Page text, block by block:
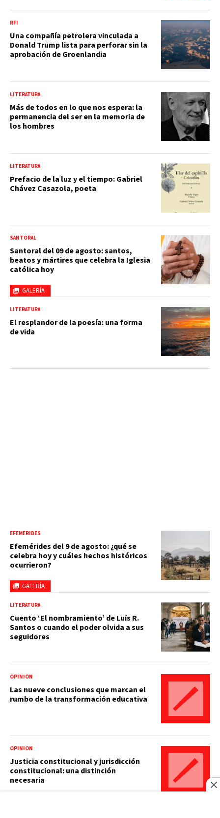
RFI
Una compañía petrolera vinculada a
Donald Trump lista para perforar sin la
aprobación de Groenlandia
LITERATURA
Más de todos en lo que nos espera: la
permanencia del ser en la memoria de
los hombres
LITERATURA
Prefacio de la luz y el tiempo: Gabriel
Chávez Casazola, poeta
GALERÍA
SANTORAL
Santoral del 09 de agosto: santos,
beatos y mártires que celebra la Iglesia
católica hoy
LITERATURA
El resplandor de la poesía: una forma
de vida
GALERÍA
EFEMÉRIDES
Efemérides del 9 de agosto: ¿qué se
celebra hoy y cuáles hechos históricos
ocurrieron?
LITERATURA
Cuento ‘El nombramiento’ de Luís R.
Santos o cuando el poder olvida a sus
seguidores
OPINIÓN
Las nueve conclusiones que marcan el
rumbo de la transformación educativa
OPINIÓN
Justicia constitucional y jurisdicción
constitucional: una distinción
necesaria